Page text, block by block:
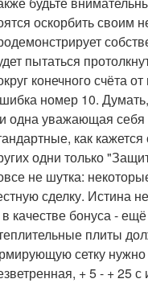
оскорбить своим
пытаться
конечного счёта
номер 10.
одна уважающая себя
как
одни только
не шутка:
сделку. Истина
качестве бонуса -
плиты
сетку нужно
+ 5 - + 25